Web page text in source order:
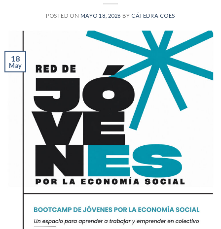
POSTED ON MAYO 18, 2026 BY CÁTEDRA COES
18
May